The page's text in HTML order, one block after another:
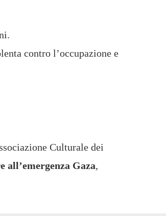
contro l’occupazione e
Culturale dei
all’emergenza Gaza,